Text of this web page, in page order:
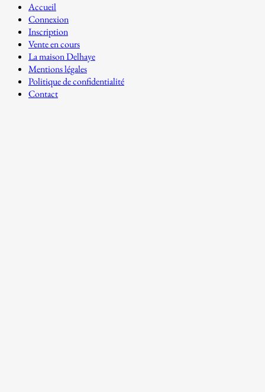
Accueil
Connexion
Inscription
Vente en cours
La maison Delhaye
Mentions légales
Politique de confidentialité
Contact